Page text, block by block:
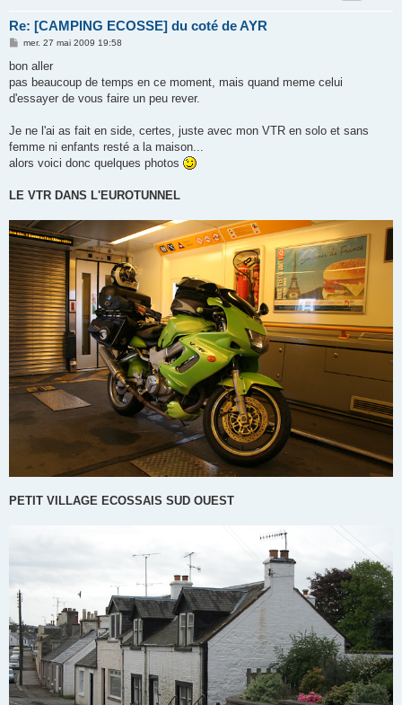
Re: [CAMPING ECOSSE] du coté de AYR
M
s
a
g
mer. 27 mai 2009 19:58
bon aller
pas beaucoup de temps en ce moment, mais quand meme celui
d'essayer de vous faire un peu rever.
Je ne l'ai as fait en side, certes, juste avec mon VTR en solo et sans
femme ni enfants resté a la maison...
alors voici donc quelques photos
LE VTR DANS L'EUROTUNNEL
PETIT VILLAGE ECOSSAIS SUD OUEST